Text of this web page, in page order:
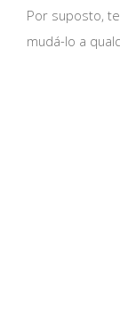
Por suposto,
mudá-lo a